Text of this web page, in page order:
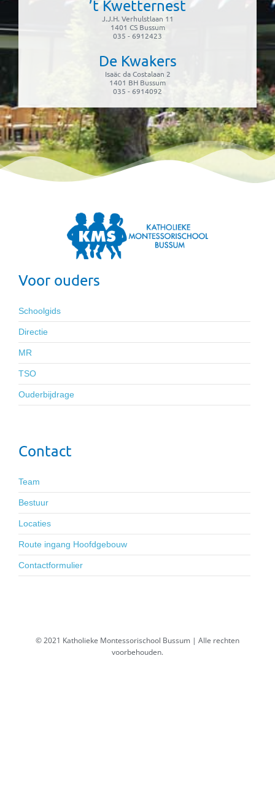
’t Kwetternest
J.J.H. Verhulstlaan 11
1401 CS Bussum
035 - 6912423
De Kwakers
Isaäc da Costalaan 2
1401 BH Bussum
035 - 6914092
Voor ouders
Schoolgids
Directie
MR
TSO
Ouderbijdrage
Contact
Team
Bestuur
Locaties
Route ingang Hoofdgebouw
Contactformulier
© 2021 Katholieke Montessorischool Bussum | Alle rechten
voorbehouden.